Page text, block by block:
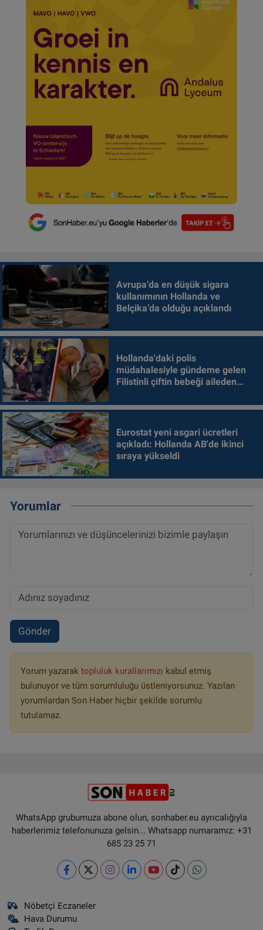
Avrupa’da en düşük sigara
kullanımının Hollanda ve
Belçika’da olduğu açıklandı
Hollanda'daki polis
müdahalesiyle gündeme gelen
Filistinli çiftin bebeği aileden
Eurostat yeni asgari ücretleri
açıkladı: Hollanda AB'de ikinci
sıraya yükseldi
Yorumlar
Gönder
Yorum yazarak topluluk kurallarımızı kabul etmiş
bulunuyor ve tüm sorumluluğu üstleniyorsunuz. Yazılan
yorumlardan Son Haber hiçbir şekilde sorumlu
tutulamaz.
WhatsApp grubumuza abone olun, sonhaber.eu ayrıcalığıyla
haberlerimiz telefonunuza gelsin... Whatsapp numaramız: +31
685 23 25 71
Nöbetçi Eczaneler
Hava Durumu